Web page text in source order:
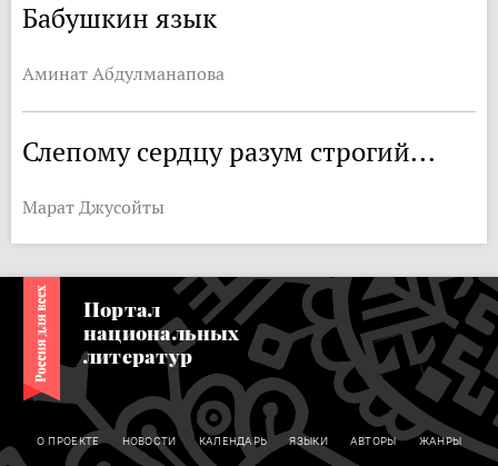
Бабушкин язык
Аминат Абдулманапова
Слепому сердцу разум строгий...
Марат Джусойты
Портал
национальных
литератур
О ПРОЕКТЕ НОВОСТИ КАЛЕНДАРЬ ЯЗЫКИ АВТОРЫ ЖАНРЫ